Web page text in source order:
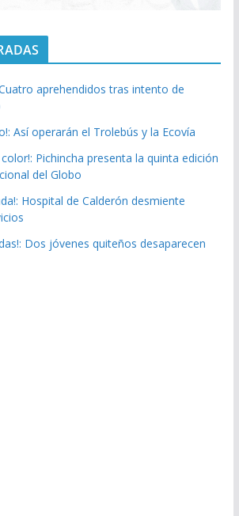
aprehendidos tras intento de
Así operarán el Trolebús y la Ecovía
color!: Pichincha presenta la quinta edición
del Globo
Hospital de Calderón desmiente
Dos jóvenes quiteños desaparecen